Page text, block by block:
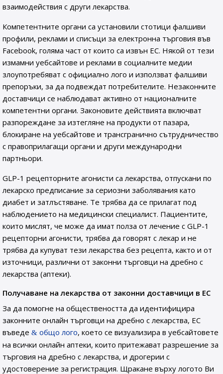
взаимодействия с други лекарства.
Компетентните органи са установили стотици фалшиви
профили, реклами и списъци за електронна търговия във
Facebook, голяма част от които са извън ЕС. Някой от тези
измамни уебсайтове и реклами в социалните медии
злоупотребяват с официално лого и използват фалшиви
препоръки, за да подвеждат потребителите. Незаконните
доставчици се наблюдават активно от националните
компетентни органи. Законовите действията включват
разпореждане за изтегляне на продукти от пазара,
блокиране на уебсайтове и трансгранично сътрудничество
с правоприлагащи органи и други международни
партньори.
GLP-1 рецепторните агонисти са лекарства, отпускани по
лекарско предписание за сериозни заболявания като
диабет и затлъстяване. Те трябва да се прилагат под
наблюдението на медицински специалист. Пациентите,
които мислят, че може да имат полза от лечение с GLP-1
рецепторни агонисти, трябва да говорят с лекар и не
трябва да купуват тези лекарства без рецепта, както и от
източници, различни от законни търговци на дребно с
лекарства (аптеки).
Получаване на лекарства от законни доставчици в ЕС
За да помогне на обществеността да идентифицира
законните онлайн търговци на дребно с лекарства, ЕС
въведе
общо лого, което се визуализира в уебсайтовете
на всички онлайн аптеки, които притежават разрешение за
търговия на дребно с лекарства, и дрогерии с
удостоверение за регистрация. Щракане върху логото Ви